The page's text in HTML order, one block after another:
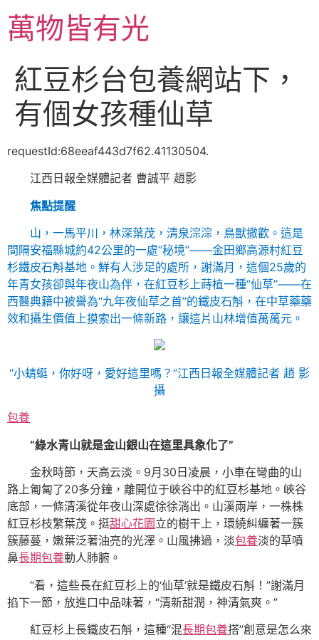
主萬物皆有光
紅豆杉台包養網站下，
有個女孩種仙草
requestId:68eeaf443d7f62.41130504.
江西日報全媒體記者 曹誠平 趙影
焦點提醒
山，一馬平川，林深葉茂，清泉淙淙，鳥獸撒歡。這是
間隔安福縣城約42公里的一處“秘境”——金田鄉高源村紅豆
杉鐵皮石斛基地。鮮有人涉足的處所，謝滿月，這個25歲的
年青女孩卻與年夜山為伴，在紅豆杉上蒔植一種“仙草”——在
西醫典籍中被譽為“九年夜仙草之首”的鐵皮石斛，在中草藥藥
效和攝生價值上摸索出一條新路，讓這片山林增值萬萬元。
“小蜻蜓，你好呀，愛好這里嗎？”江西日報全媒體記者 趙 影
攝
包養
“綠水青山就是金山銀山在這里具象化了”
金秋時節，天高云淡。9月30日凌晨，小車在彎曲的山
路上匍匐了20多分鐘，離開位于峽谷中的紅豆杉基地。峽谷
底部，一條清溪從年夜山深處徐徐淌出。山溪兩岸，一株株
紅豆杉枝繁葉茂。挺甜心花園立的樹干上，環繞糾纏著一簇
簇藤蔓，嫩葉泛著油亮的光澤。山風拂過，淡包養淡的草噴
鼻長期包養動人肺腑。
“看，這些長在紅豆杉上的‘仙草’就是鐵皮石斛！”謝滿月
掐下一節，放進口中品味著，“清新甜潤，神清氣爽。”
紅豆杉上長鐵皮石斛，這種“混長期包養搭”創意是怎么來